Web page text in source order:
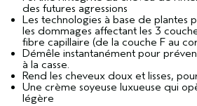
des futures agressions​
Les technologies à base de
les dommages affectant les 3
fibre capillaire (de la couche F au
Démêle instantanément pour
à la casse.​
Rend les cheveux doux et lisses,
Une crème soyeuse luxueuse qui
légère